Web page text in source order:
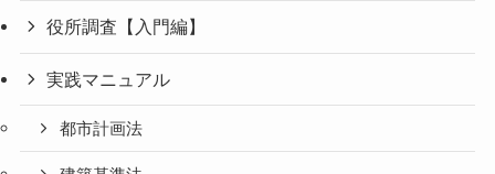
役所調査【入門編】
実践マニュアル
都市計画法